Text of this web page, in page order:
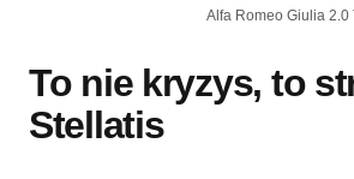
Alfa Romeo Giulia
To nie kryzys, to
Stellatis